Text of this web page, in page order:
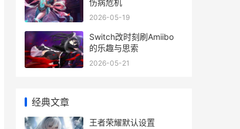
伤病危机
2026-05-19
Switch改时刻刷Amiibo
的乐趣与思索
2026-05-21
经典文章
王者荣耀默认设置